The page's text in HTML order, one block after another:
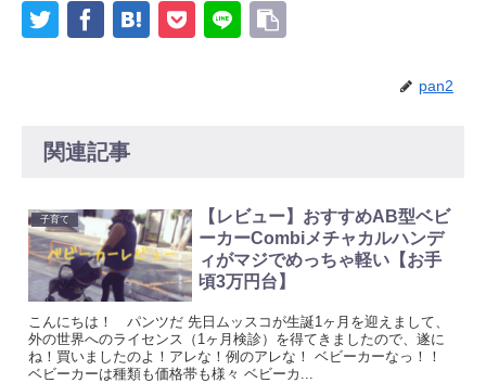
pan2
関連記事
子育て
【レビュー】おすすめAB型ベビ
ーカーCombiメチャカルハンデ
ィがマジでめっちゃ軽い【お手
頃3万円台】
こんにちは！ パンツだ 先日ムッスコが生誕1ヶ月を迎えまして、
外の世界へのライセンス（1ヶ月検診）を得てきましたので、遂に
ね！買いましたのよ！アレな！例のアレな！ ベビーカーなっ！！
ベビーカーは種類も価格帯も様々 ベビーカ...